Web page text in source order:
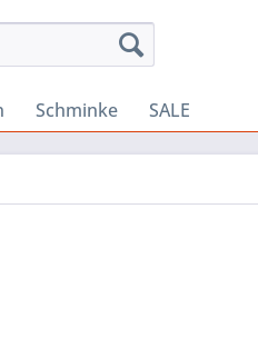
Schminke SALE